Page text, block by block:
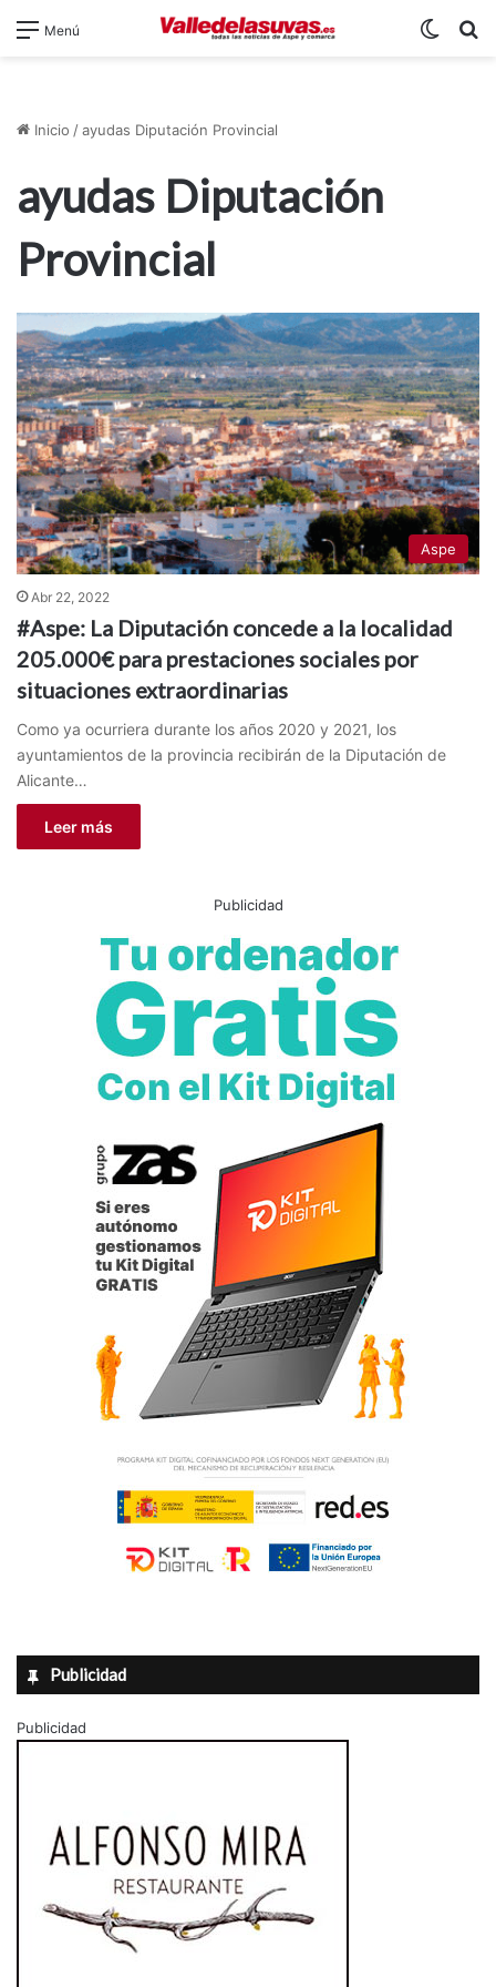
Menú
Inicio /ayudas Diputación Provincial
ayudas Diputación
Provincial
Aspe
Abr 22, 2022
#Aspe: La Diputación concede a la localidad
205.000€ para prestaciones sociales por
situaciones extraordinarias
Como ya ocurriera durante los años 2020 y 2021, los
ayuntamientos de la provincia recibirán de la Diputación de
Alicante…
Leer más
Publicidad
Publicidad
Publicidad